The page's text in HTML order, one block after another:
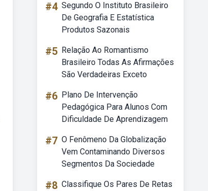
#4 Segundo O Instituto Brasileiro
De Geografia E Estatística
Produtos Sazonais
#5 Relação Ao Romantismo
Brasileiro Todas As Afirmações
São Verdadeiras Exceto
#6 Plano De Intervenção
Pedagógica Para Alunos Com
Dificuldade De Aprendizagem
#7 O Fenômeno Da Globalização
Vem Contaminando Diversos
Segmentos Da Sociedade
#8 Classifique Os Pares De Retas